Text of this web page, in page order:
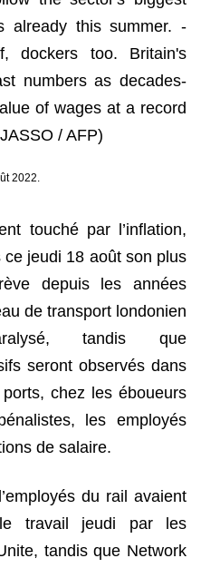
2022.
touché par l’inflation,
ce jeudi 18 août son plus
depuis les années
de transport londonien
tandis que
seront observés dans
chez les éboueurs
les employés
de salaire.
du rail avaient
travail jeudi par les
tandis que Network